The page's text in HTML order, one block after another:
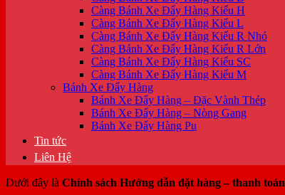
Càng Bánh Xe Đẩy Hàng Kiểu H
Càng Bánh Xe Đẩy Hàng Kiểu L
Càng Bánh Xe Đẩy Hàng Kiểu R Nhỏ
Càng Bánh Xe Đẩy Hàng Kiểu R Lớn
Càng Bánh Xe Đẩy Hàng Kiểu SC
Càng Bánh Xe Đẩy Hàng Kiểu M
Bánh Xe Đẩy Hàng
Bánh Xe Đẩy Hàng – Đặc Vành Thép
Bánh Xe Đẩy Hàng – Nòng Gang
Bánh Xe Đẩy Hàng Pu
Tin tức
Liên Hệ
Dưới đây là Chính sách Hướng dẫn đặt hàng – thanh toán